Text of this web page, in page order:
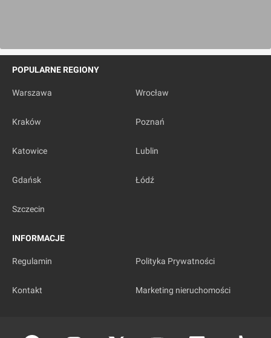
POPULARNE REGIONY
Warszawa Wrocław
Kraków Poznań
Katowice Lublin
Gdańsk Łódź
Szczecin
INFORMACJE
Regulamin Polityka Prywatności
Kontakt Marketing nieruchomości